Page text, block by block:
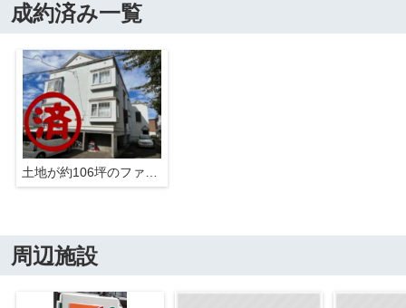
成約済み一覧
土地が約106坪のファミリー中心物件！
周辺施設